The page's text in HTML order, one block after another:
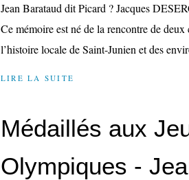
Jean Barataud dit Picard ? Jacques
Ce mémoire est né de la rencontre de deux
l’histoire locale de Saint-Junien et des
LIRE LA SUITE
Médaillés aux
Olympiques -